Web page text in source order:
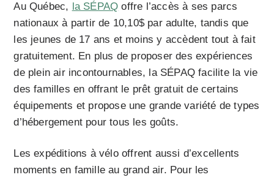
Au Québec, la SÉPAQ offre l’accès à ses parcs
nationaux à partir de 10,10$ par adulte, tandis que
les jeunes de 17 ans et moins y accèdent tout à fait
gratuitement. En plus de proposer des expériences
de plein air incontournables, la SÉPAQ facilite la vie
des familles en offrant le prêt gratuit de certains
équipements et propose une grande variété de types
d’hébergement pour tous les goûts.
Les expéditions à vélo offrent aussi d’excellents
moments en famille au grand air. Pour les